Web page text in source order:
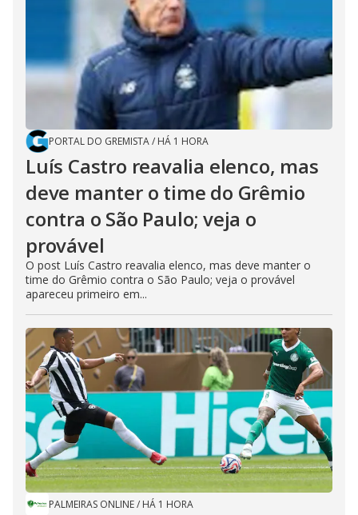
PORTAL DO GREMISTA/ HÁ 1 HORA
Luís Castro reavalia elenco, mas
deve manter o time do Grêmio
contra o São Paulo; veja o
provável
O post Luís Castro reavalia elenco, mas deve manter o
time do Grêmio contra o São Paulo; veja o provável
apareceu primeiro em...
PALMEIRAS ONLINE/ HÁ 1 HORA